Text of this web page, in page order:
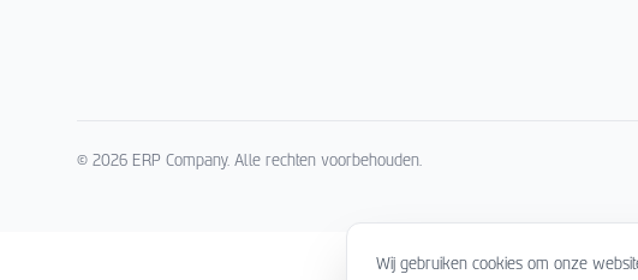
© 2026 ERP Company. Alle rechten voorbehouden.
Wij gebruiken cookies om onze